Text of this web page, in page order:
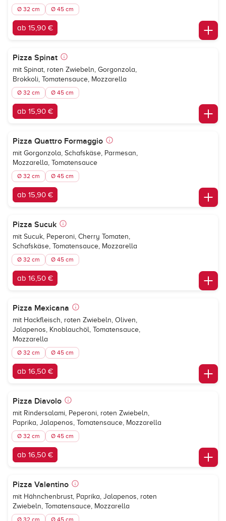
Ø 32 cm Ø 45 cm
ab 15,90 €
Pizza Spinat
mit Spinat, roten Zwiebeln, Gorgonzola,
Brokkoli, Tomatensauce, Mozzarella
Ø 32 cm Ø 45 cm
ab 15,90 €
Pizza Quattro Formaggio
mit Gorgonzola, Schafskäse, Parmesan,
Mozzarella, Tomatensauce
Ø 32 cm Ø 45 cm
ab 15,90 €
Pizza Sucuk
mit Sucuk, Peperoni, Cherry Tomaten,
Schafskäse, Tomatensauce, Mozzarella
Ø 32 cm Ø 45 cm
ab 16,50 €
Pizza Mexicana
mit Hackfleisch, roten Zwiebeln, Oliven,
Jalapenos, Knoblauchöl, Tomatensauce,
Mozzarella
Ø 32 cm Ø 45 cm
ab 16,50 €
Pizza Diavolo
mit Rindersalami, Peperoni, roten Zwiebeln,
Paprika, Jalapenos, Tomatensauce, Mozzarella
Ø 32 cm Ø 45 cm
ab 16,50 €
Pizza Valentino
mit Hähnchenbrust, Paprika, Jalapenos, roten
Zwiebeln, Tomatensauce, Mozzarella
Ø 32 cm Ø 45 cm